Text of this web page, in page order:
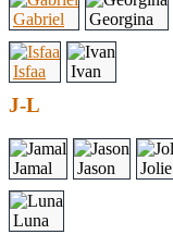
Gabriel Georgina
Isfaa Ivan
J-L
Jamal Jason Jolie
Luna